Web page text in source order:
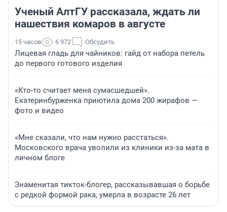
Ученый АлтГУ рассказала, ждать ли
нашествия комаров в августе
15 часов 6 972 Обсудить
Лицевая гладь для чайников: гайд от набора петель
до первого готового изделия
«Кто-то считает меня сумасшедшей».
Екатеринбурженка приютила дома 200 жирафов —
фото и видео
«Мне сказали, что нам нужно расстаться».
Московского врача уволили из клиники из-за мата в
личном блоге
Знаменитая тикток-блогер, рассказывавшая о борьбе
с редкой формой рака, умерла в возрасте 26 лет